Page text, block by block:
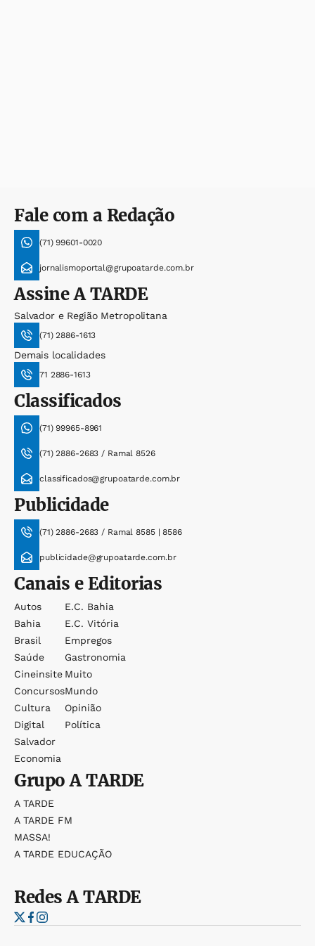
Fale com a Redação
(71) 99601-0020
jornalismoportal@grupoatarde.com.br
AssineA TARDE
Salvador e Região Metropolitana
(71) 2886-1613
Demais localidades
71 2886-1613
Classificados
(71) 99965-8961
(71) 2886-2683 / Ramal 8526
classificados@grupoatarde.com.br
Publicidade
(71) 2886-2683 / Ramal 8585 | 8586
publicidade@grupoatarde.com.br
Canais e Editorias
Autos
Bahia
Brasil
Saúde
Cineinsite
Concursos
Cultura
Digital
Salvador
Economia
E.c. Bahia
E.c. Vitória
Empregos
Gastronomia
Muito
Mundo
Opinião
Política
GrupoA TARDE
A TARDE
A TARDE FM
MASSA!
A TARDE EDUCAÇÃO
RedesA TARDE